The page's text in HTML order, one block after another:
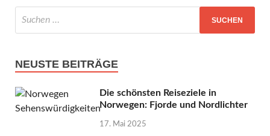
NEUSTE BEITRÄGE
Die schönsten Reiseziele in
Norwegen: Fjorde und Nordlichter
17. Mai 2025